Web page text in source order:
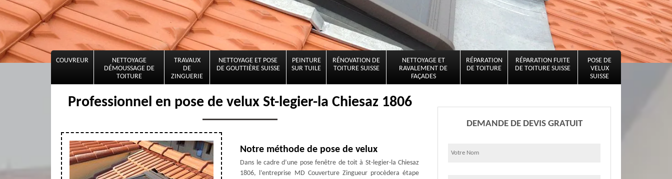
COUVREUR
NETTOYAGE
DÉMOUSSAGE DE
TOITURE
TRAVAUX
DE
ZINGUERIE
NETTOYAGE ET POSE
DE GOUTTIÈRE SUISSE
PEINTURE
SUR TUILE
RÉNOVATION DE
TOITURE SUISSE
NETTOYAGE ET
RAVALEMENT DE
FAÇADES
RÉPARATION
DE TOITURE
RÉPARATION FUITE
DE TOITURE SUISSE
POSE DE
VELUX
SUISSE
Professionnel en pose de velux St-legier-la Chiesaz 1806
Notre méthode de pose de velux
Dans le cadre d’une pose fenêtre de toit à St-legier-la Chiesaz
1806, l’entreprise MD Couverture Zingueur procèdera étape
DEMANDE DE DEVIS GRATUIT